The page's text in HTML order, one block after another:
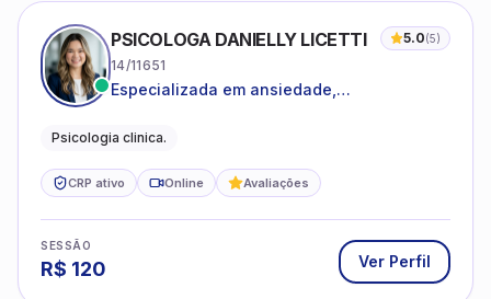
PSICOLOGA DANIELLY LICETTI 5.0(5)
14/11651
Especializada em ansiedade,
Psicologia clinica.
CRP ativo Online Avaliações
SESSÃO
R$ 120 Ver Perfil